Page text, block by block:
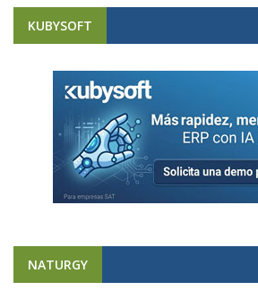
KUBYSOFT
NATURGY